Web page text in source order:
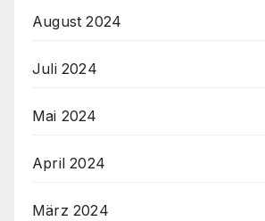
August 2024
Juli 2024
Mai 2024
April 2024
März 2024